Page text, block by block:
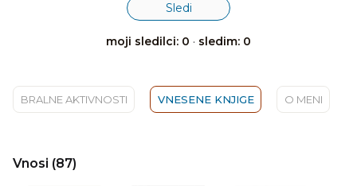
Sledi
moji sledilci: 0 · sledim: 0
BRALNE AKTIVNOSTI VNESENE KNJIGE O MENI
Vnosi (87)